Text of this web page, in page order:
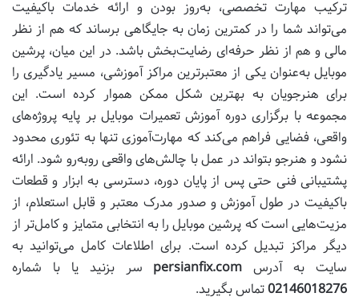
ترکیب مهارت تخصصی، به‌روز بودن و ارائه خدمات باکیفیت
می‌تواند شما را در کمترین زمان به جایگاهی برساند که هم از نظر
مالی و هم از نظر حرفه‌ای رضایت‌بخش باشد. در این میان، پرشین
موبایل به‌عنوان یکی از معتبرترین مراکز آموزشی، مسیر یادگیری را
برای هنرجویان به بهترین شکل ممکن هموار کرده است. این
مجموعه با برگزاری دوره آموزش تعمیرات موبایل بر پایه پروژه‌های
واقعی، فضایی فراهم می‌کند که مهارت‌آموزی تنها به تئوری محدود
نشود و هنرجو بتواند در عمل با چالش‌های واقعی روبه‌رو شود. ارائه
پشتیبانی فنی حتی پس از پایان دوره، دسترسی به ابزار و قطعات
باکیفیت در طول آموزش و صدور مدرک معتبر و قابل استعلام، از
مزیت‌هایی است که پرشین موبایل را به انتخابی متمایز و کامل‌تر از
دیگر مراکز تبدیل کرده است. برای اطلاعات کامل می‌توانید به
سایت به آدرس persianfix.com سر بزنید یا با شماره
02146018276تماس بگیرید.